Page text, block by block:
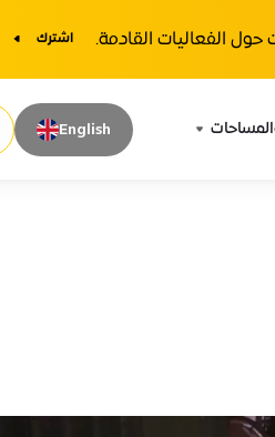
الفعاليات القادمة. اشترك
English